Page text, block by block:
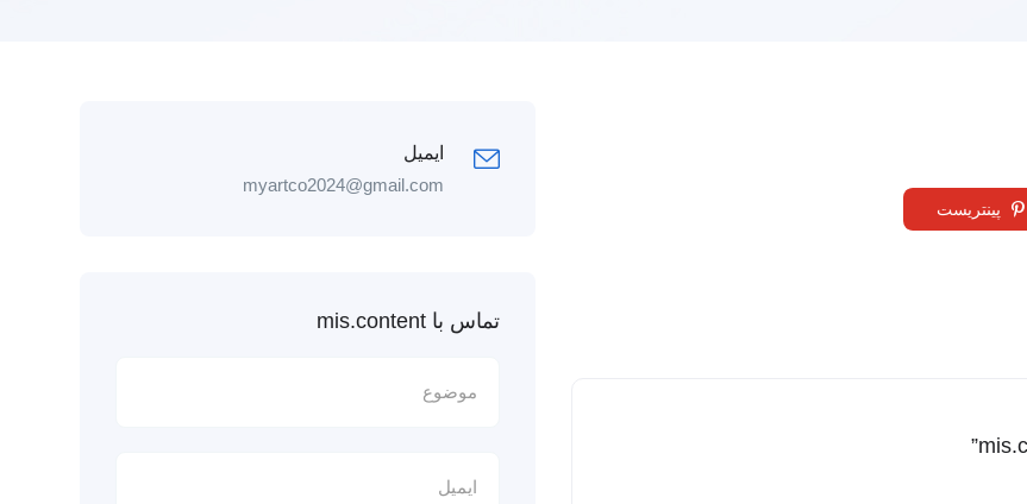
پینتریست
ایمیل
myartco2024@gmail.com
تماس با mis.content